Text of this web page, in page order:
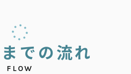
ま での流れ
FLOW